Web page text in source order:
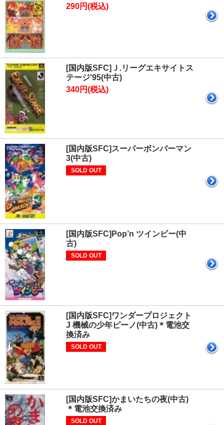
290円(税込)
[国内版SFC]Ｊ.リーグエキサイトス
テージ'95(中古)
340円(税込)
[国内版SFC]スーパーボンバーマン
3(中古)
SOLD OUT
[国内版SFC]Pop’n ツインビー(中
古)
SOLD OUT
[国内版SFC]ワンダープロジェクト
J 機械の少年ピーノ(中古)＊電池交
換済み
SOLD OUT
[国内版SFC]かまいたちの夜(中古)
＊電池交換済み
SOLD OUT